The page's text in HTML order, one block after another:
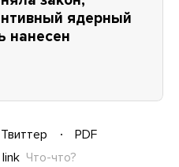
ядерный
нанесен
Твиттер
PDF
Что-что?